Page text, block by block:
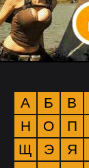
А Б В
Н
О П
Щ
Э Я